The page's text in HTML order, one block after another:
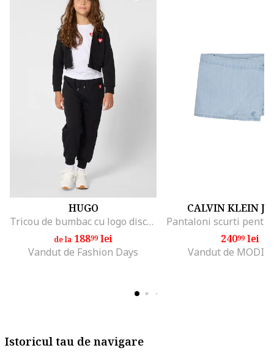
HUGO
Tricou de bumbac cu logo discret, Rosu/Alb optic
de la 18899lei
Vandut de Fashion Days
CALVIN KLEIN
24099lei
Vandut de
Istoricul tau de navigare